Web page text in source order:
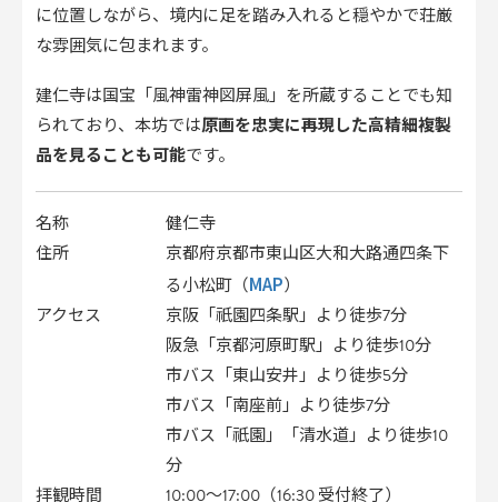
に位置しながら、境内に足を踏み入れると穏やかで荘厳
な雰囲気に包まれます。
建仁寺は国宝「風神雷神図屏風」を所蔵することでも知
られており、本坊では原画を忠実に再現した高精細複製
品を見ることも可能です。
名称
健仁寺
住所
京都府京都市東山区大和大路通四条下
る小松町（MAP）
アクセス
京阪「祇園四条駅」より徒歩7分
阪急「京都河原町駅」より徒歩10分
市バス「東山安井」より徒歩5分
市バス「南座前」より徒歩7分
市バス「祇園」「清水道」より徒歩10
分
拝観時間
10:00～17:00（16:30 受付終了）